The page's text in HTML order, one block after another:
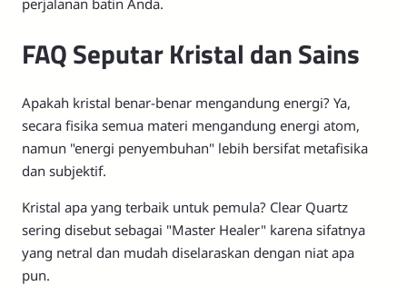
perjalanan batin Anda.
FAQ Seputar Kristal dan Sains
Apakah kristal benar-benar mengandung energi? Ya,
secara fisika semua materi mengandung energi atom,
namun "energi penyembuhan" lebih bersifat metafisika
dan subjektif.
Kristal apa yang terbaik untuk pemula? Clear Quartz
sering disebut sebagai "Master Healer" karena sifatnya
yang netral dan mudah diselaraskan dengan niat apa
pun.